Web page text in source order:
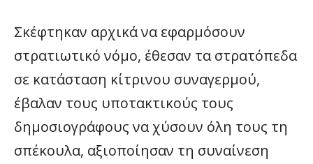
Σκέφτηκαν αρχικά να εφαρμόσουν
στρατιωτικό νόμο, έθεσαν τα στρατόπεδα
σε κατάσταση κίτρινου συναγερμού,
έβαλαν τους υποτακτικούς τους
δημοσιογράφους να χύσουν όλη τους τη
σπέκουλα, αξιοποίησαν τη συναίνεση